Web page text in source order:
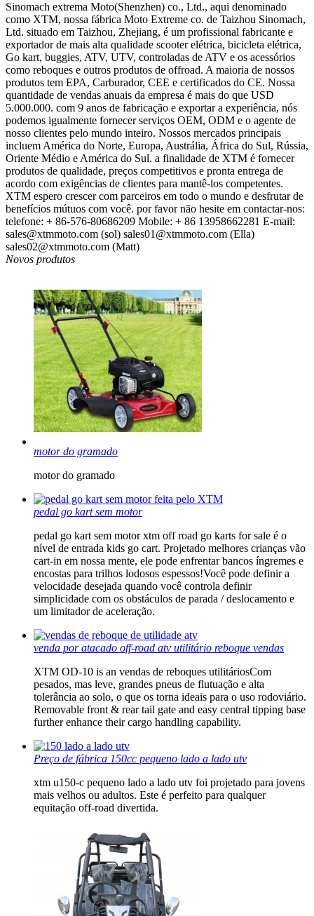
Sinomach extrema Moto(Shenzhen) co., Ltd., aqui denominado
como XTM, nossa fábrica Moto Extreme co. de Taizhou Sinomach,
Ltd. situado em Taizhou, Zhejiang, é um profissional fabricante e
exportador de mais alta qualidade scooter elétrica, bicicleta elétrica,
Go kart, buggies, ATV, UTV, controladas de ATV e os acessórios
como reboques e outros produtos de offroad. A maioria de nossos
produtos tem EPA, Carburador, CEE e certificados do CE. Nossa
quantidade de vendas anuais da empresa é mais do que USD
5.000.000. com 9 anos de fabricação e exportar a experiência, nós
podemos igualmente fornecer serviços OEM, ODM e o agente de
nosso clientes pelo mundo inteiro. Nossos mercados principais
incluem América do Norte, Europa, Austrália, África do Sul, Rússia,
Oriente Médio e América do Sul. a finalidade de XTM é fornecer
produtos de qualidade, preços competitivos e pronta entrega de
acordo com exigências de clientes para mantê-los competentes.
XTM espero crescer com parceiros em todo o mundo e desfrutar de
benefícios mútuos com você. por favor não hesite em contactar-nos:
telefone: + 86-576-80686209 Mobile: + 86 13958662281 E-mail:
sales@xtmmoto.com (sol) sales01@xtmmoto.com (Ella)
sales02@xtmmoto.com (Matt)
Novos produtos
motor do gramado
motor do gramado
pedal go kart sem motor
pedal go kart sem motor xtm off road go karts for sale é o
nível de entrada kids go cart. Projetado melhores crianças vão
cart-in em nossa mente, ele pode enfrentar bancos íngremes e
encostas para trilhos lodosos espessos!Você pode definir a
velocidade desejada quando você controla definir
simplicidade com os obstáculos de parada / deslocamento e
um limitador de aceleração.
venda por atacado off-road atv utilitário reboque vendas
XTM OD-10 is an vendas de reboques utilitáriosCom
pesados, mas leve, grandes pneus de flutuação e alta
tolerância ao solo, o que os torna ideais para o uso rodoviário.
Removable front & rear tail gate and easy central tipping base
further enhance their cargo handling capability.
Preço de fábrica 150cc pequeno lado a lado utv
xtm u150-c pequeno lado a lado utv foi projetado para jovens
mais velhos ou adultos. Este é perfeito para qualquer
equitação off-road divertida.